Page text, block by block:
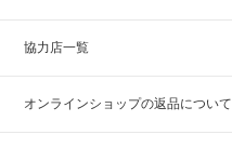
協力店一覧
オンラインショップの返品について